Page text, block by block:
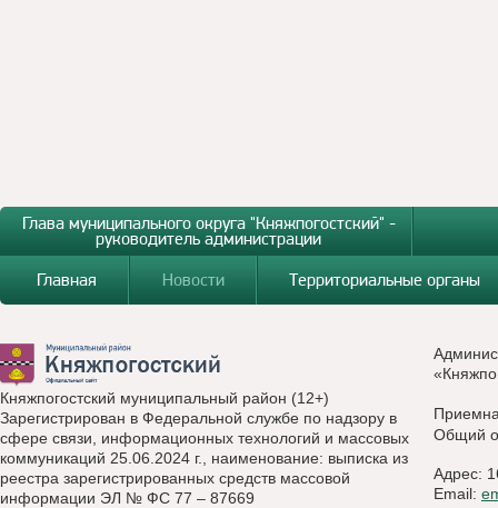
Глава муниципального округа "Княжпогостский" -
руководитель администрации
Главная
Новости Территориальные органы
Княжпогостский муниципальный район (12+)
Зарегистрирован в Федеральной службе по надзору в
сфере связи, информационных технологий и массовых
коммуникаций 25.06.2024 г., наименование: выписка из
реестра зарегистрированных средств массовой
информации ЭЛ № ФС 77 – 87669
Общий
Адрес:
Email: